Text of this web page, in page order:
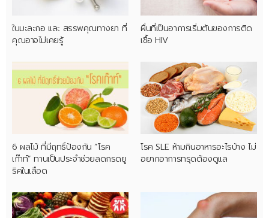
ใบมะละกอ และ สรรพคุณทางยา ที่
คุณอาจไม่เคยรู้
ผื่นที่เป็นอาการเริ่มต้นของการติด
เชื้อ HIV
6 ผลไม้ ที่มีฤทธิ์ป้องกัน “โรค
เก๊าท์” ทานเป็นประจำช่วยลดกรดยู
ริคในเลือด
โรค SLE ห้ามกินอาหารอะไรบ้าง ไม่
อยากอาการทรุดต้องดูแล